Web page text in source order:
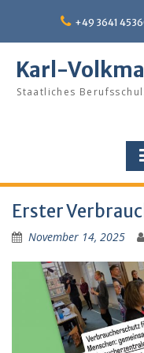
content
+49 3641
Karl-
Staatliches
Erster
November 14, 2025